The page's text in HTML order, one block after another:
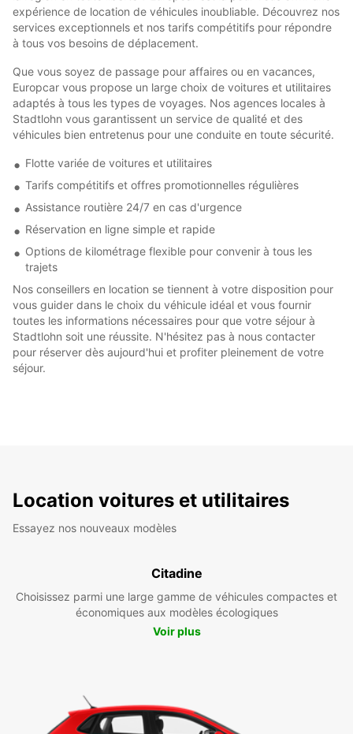
expérience de location de véhicules inoubliable. Découvrez nos
services exceptionnels et nos tarifs compétitifs pour répondre
à tous vos besoins de déplacement.
Que vous soyez de passage pour affaires ou en vacances,
Europcar vous propose un large choix de voitures et utilitaires
adaptés à tous les types de voyages. Nos agences locales à
Stadtlohn vous garantissent un service de qualité et des
véhicules bien entretenus pour une conduite en toute sécurité.
Flotte variée de voitures et utilitaires
Tarifs compétitifs et offres promotionnelles régulières
Assistance routière 24/7 en cas d'urgence
Réservation en ligne simple et rapide
Options de kilométrage flexible pour convenir à tous les
trajets
Nos conseillers en location se tiennent à votre disposition pour
vous guider dans le choix du véhicule idéal et vous fournir
toutes les informations nécessaires pour que votre séjour à
Stadtlohn soit une réussite. N'hésitez pas à nous contacter
pour réserver dès aujourd'hui et profiter pleinement de votre
séjour.
Location voitures et utilitaires
Essayez nos nouveaux modèles
Citadine
Choisissez parmi une large gamme de véhicules compactes et
économiques aux modèles écologiques
Voir plus